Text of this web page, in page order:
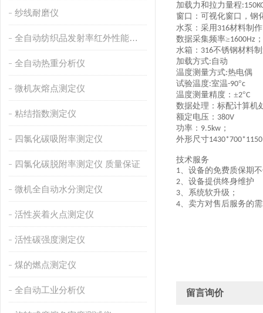
纱线耐磨仪
全自动纺织品发射率红外性能分析
全自动热重分析仪
微机灰熔点测定仪
粘结指数测定仪
四氯化碳吸附率测定仪
四氯化碳脱附率测定仪 质量保证
微机全自动水分测定仪
活性炭着火点测定仪
活性碳强度测定仪
煤的燃点测定仪
全自动工业分析仪
加载力和拉力量程
窗口：可视化窗口，钢
水泵：采用 316材料制
数据采集频率≥1600Hz ；
水箱： 316不锈钢材料
加载方式: 自动
温度测量方式:热电偶
试验温度:室温-90°c
温度测量精度： ±2°C
数据处理：标配计算机
额定电压： 380V
功率： 9.5kw ；
外形尺寸
技术服务
1、设备的免费质保期
2、设备提供终身维护
3、系统软升级；
4、卖方对售后服务的
留言询价